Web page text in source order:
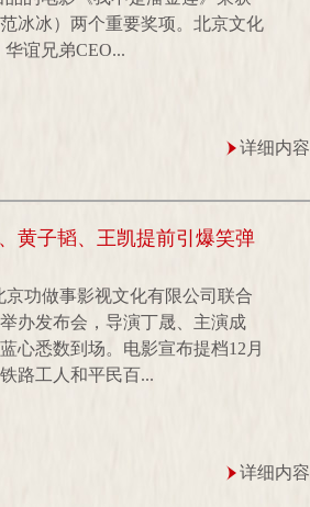
冰冰）两个重要奖项。北京文化
谊兄弟CEO...
详细内容
黄子韬、王凯提前引爆笑弹
功做事影视文化有限公司联合
办发布会，导演丁晟、主演成
心悉数到场。电影宣布提档12月
路工人和平民百...
详细内容